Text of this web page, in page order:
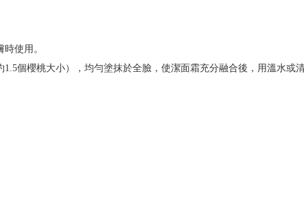
使用。
1.5個櫻桃大小），均勻塗抹於全臉，使潔面霜充分融合後，用溫水或清